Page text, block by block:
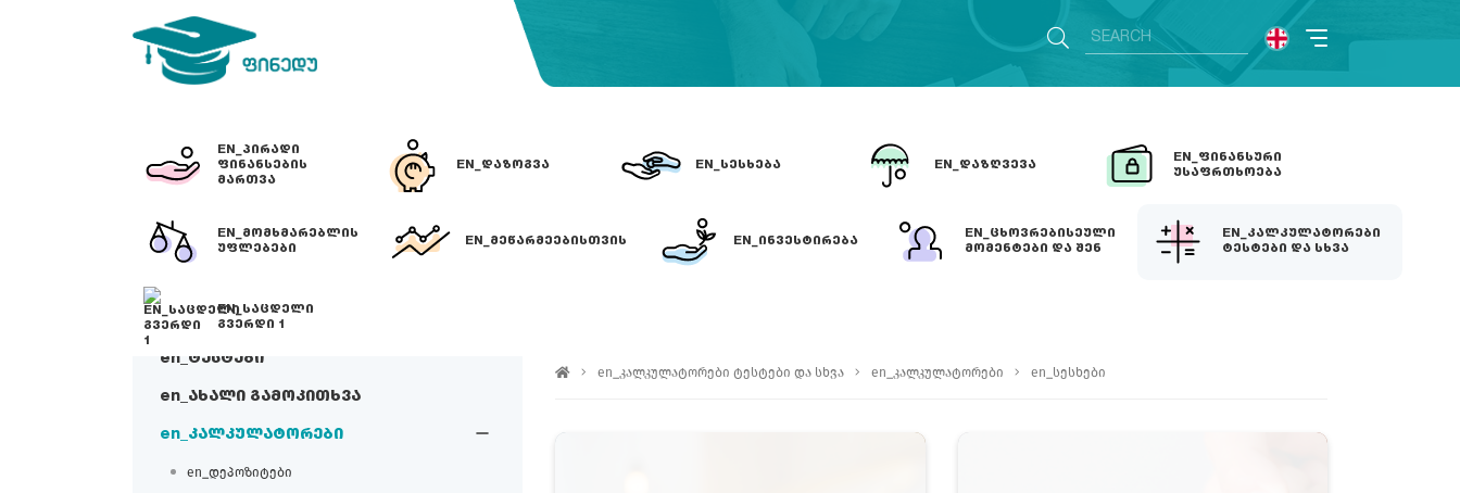
EN_ᲞᲘᲠᲐᲓᲘ
ᲤᲘᲜᲐᲜᲡᲔᲑᲘᲡ
ᲛᲐᲠᲗᲕᲐ
EN_ᲓᲐᲖᲝᲒᲕᲐ EN_ᲡᲔᲡᲮᲔᲑᲐ EN_ᲓᲐᲖᲦᲕᲔᲕᲐ
EN_ᲤᲘᲜᲐᲜᲡᲣᲠᲘ
ᲣᲡᲐᲤᲠᲗᲮᲝᲔᲑᲐ
EN_ᲛᲝᲛᲮᲛᲐᲠᲔᲑᲚᲘᲡ
ᲣᲤᲚᲔᲑᲔᲑᲘ
EN_ᲛᲔᲬᲐᲠᲛᲔᲔᲑᲘᲡᲗᲕᲘᲡ EN_ᲘᲜᲕᲔᲡᲢᲘᲠᲔᲑᲐ
EN_ᲪᲮᲝᲕᲠᲔᲑᲘᲡᲔᲣᲚᲘ
ᲛᲝᲛᲔᲜᲢᲔᲑᲘ ᲓᲐ ᲨᲔᲜ
EN_ᲙᲐᲚᲙᲣᲚᲐᲢᲝᲠᲔᲑᲘ
ᲢᲔᲡᲢᲔᲑᲘ ᲓᲐ ᲡᲮᲕᲐ
EN_ᲡᲐᲪᲓᲔᲚᲘ
ᲒᲕᲔᲠᲓᲘ 1
en_ტესტები
en_ახალი გამოკითხვა
en_კალკულატორები
en_დეპოზიტები
en_კალკულატორები ტესტები და სხვა en_კალკულატორები en_სესხები